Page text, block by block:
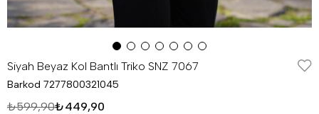
Siyah Beyaz Kol Bantlı Triko SNZ 7067
Barkod 7277800321045
₺599,90₺449,90